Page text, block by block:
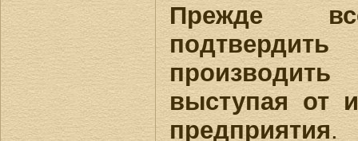
Прежде
выступая от
предприятия.